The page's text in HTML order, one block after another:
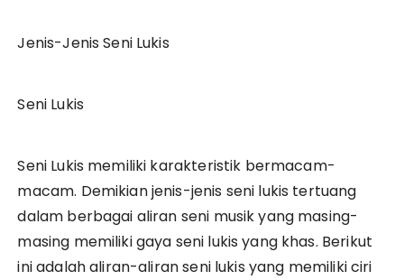
Jenis-Jenis Seni Lukis
Seni Lukis
Seni Lukis memiliki karakteristik bermacam-
macam. Demikian jenis-jenis seni lukis tertuang
dalam berbagai aliran seni musik yang masing-
masing memiliki gaya seni lukis yang khas. Berikut
ini adalah aliran-aliran seni lukis yang memiliki ciri